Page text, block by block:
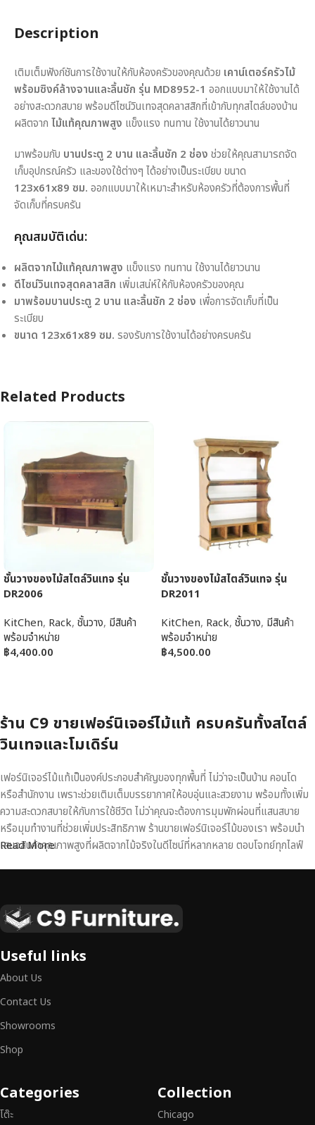
Description
เติมเต็มฟังก์ชันการใช้งานให้กับห้องครัวของคุณด้วย เคาน์เตอร์ครัวไม้
พร้อมซิงค์ล้างจานและลิ้นชัก รุ่น MD8952-1 ออกแบบมาให้ใช้งานได้
อย่างสะดวกสบาย พร้อมดีไซน์วินเทจสุดคลาสสิกที่เข้ากับทุกสไตล์ของบ้าน
ผลิตจาก ไม้แท้คุณภาพสูง แข็งแรง ทนทาน ใช้งานได้ยาวนาน
มาพร้อมกับ บานประตู 2 บาน และลิ้นชัก 2 ช่อง ช่วยให้คุณสามารถจัด
เก็บอุปกรณ์ครัว และของใช้ต่างๆ ได้อย่างเป็นระเบียบ ขนาด
123x61x89 ซม. ออกแบบมาให้เหมาะสำหรับห้องครัวที่ต้องการพื้นที่
จัดเก็บที่ครบครัน
คุณสมบัติเด่น:
ผลิตจากไม้แท้คุณภาพสูง แข็งแรง ทนทาน ใช้งานได้ยาวนาน
ดีไซน์วินเทจสุดคลาสสิก เพิ่มเสน่ห์ให้กับห้องครัวของคุณ
มาพร้อมบานประตู 2 บาน และลิ้นชัก 2 ช่อง เพื่อการจัดเก็บที่เป็น
ระเบียบ
ขนาด 123x61x89 ซม. รองรับการใช้งานได้อย่างครบครัน
Related Products
ชั้นวางของไม้สไตล์วินเทจ รุ่น
DR2006
KitChen, Rack, ชั้นวาง, มีสินค้า
พร้อมจำหน่าย
฿4,400.00
ชั้นวางของไม้สไตล์วินเทจ รุ่น
DR2011
KitChen, Rack, ชั้นวาง, มีสินค้า
พร้อมจำหน่าย
฿4,500.00
ร้าน C9 ขายเฟอร์นิเจอร์ไม้แท้ ครบครันทั้งสไตล์
วินเทจและโมเดิร์น
เฟอร์นิเจอร์ไม้แท้เป็นองค์ประกอบสำคัญของทุกพื้นที่ ไม่ว่าจะเป็นบ้าน คอนโด
หรือสำนักงาน เพราะช่วยเติมเต็มบรรยากาศให้อบอุ่นและสวยงาม พร้อมทั้งเพิ่ม
ความสะดวกสบายให้กับการใช้ชีวิต ไม่ว่าคุณจะต้องการมุมพักผ่อนที่แสนสบาย
หรือมุมทำงานที่ช่วยเพิ่มประสิทธิภาพ ร้านขายเฟอร์นิเจอร์ไม้ของเรา พร้อมนำ
เสนอสินค้าคุณภาพสูงที่ผลิตจากไม้จริงในดีไซน์ที่หลากหลาย ตอบโจทย์ทุกไลฟ์
เหนือระดับ
เฟอร์นิเจอร์ไม้ไม่ใช่เพียงของตกแต่ง แต่เป็นงานศิลปะที่สะท้อนถึงรสนิยมและ
สามารถผสานความสวยงาม ความแข็งแรง และการใช้งานที่ตอบโจทย์ทุกความ
ต้องการได้อย่างลงตัว เฟอร์นิเจอร์ทุกชิ้นของเราผลิตจากวัสดุคุณภาพสูง ผ่าน
การตรวจสอบมาตรฐานอย่างเคร่งครัด
สิก และการใช้งานที่ยาวนาน
ประกันคุณภาพและการบริการที่ดีที่สุด
Read More
Useful links
About Us
Contact Us
Showrooms
Shop
Categories
โต๊ะ
Collection
Chicago